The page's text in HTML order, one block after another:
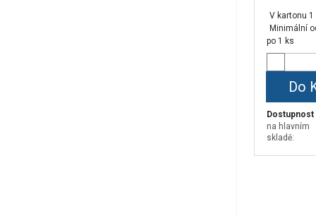
V kartonu 1
Minimální
po 1 ks
Do
Dostupnost
na hlavním
skladě: